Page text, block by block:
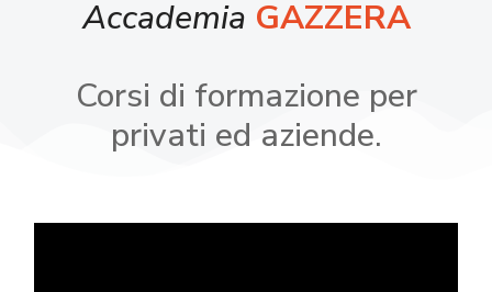
Accademia GAZZERA
Corsi di formazione per
privati ed aziende.